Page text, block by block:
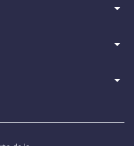
arrow_drop_down
arrow_drop_down
arrow_drop_down